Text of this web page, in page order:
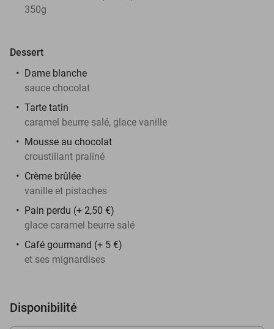
350g
Dessert
Dame blanche
sauce chocolat
Tarte tatin
caramel beurre salé, glace vanille
Mousse au chocolat
croustillant praliné
Crème brûlée
vanille et pistaches
Pain perdu (+ 2,50 €)
glace caramel beurre salé
Café gourmand (+ 5 €)
et ses mignardises
Disponibilité